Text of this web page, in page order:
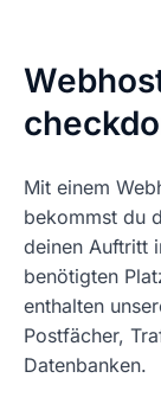
Mit einem
bekommst du
deinen Auftritt
benötigten
enthalten
Postfächer,
Datenbanken.